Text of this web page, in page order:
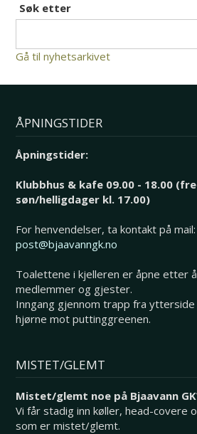
Søk etter
Gå til nyhetsarkivet
ÅPNINGSTIDER
Åpningstider:
Klubbhus & kafe 09.00 - 18.00
søn/helligdager kl. 17.00)
For henvendelser, ta kontakt på mail:
post@bjaavanngk.no
Toalettene i kjelleren er åpne etter
medlemmer og gjester.
Inngang gjennom trapp fra ytterside
hjørne mot puttinggreenen.
MISTET/GLEMT
Mistet/glemt noe på Bjaavann
Vi får stadig inn køller, head-covere
som er mistet/glemt.